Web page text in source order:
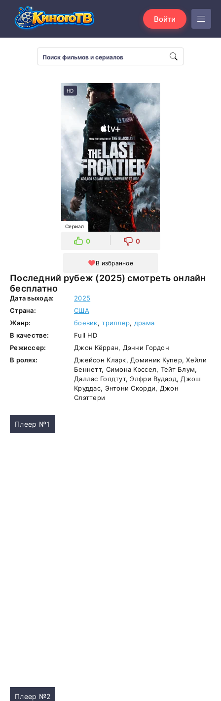
Войти
Последний рубеж (2025) смотреть онлайн
бесплатно
HD
Сериал
0 0
В избранное
Дата выхода:
2025
Страна:
США
Жанр:
боевик,триллер, драма
В качестве:
Full HD
Режиссер:
Джон Кёрран, Дэнни Гордон
В ролях:
Джейсон Кларк, Доминик Купер, Хейли
Беннетт, Симона Кэссел, Тейт Блум,
Даллас Голдтут, Элфри Вудард, Джош
Круддас, Энтони Скорди, Джон
Слэттери
Плеер №1
Плеер №2